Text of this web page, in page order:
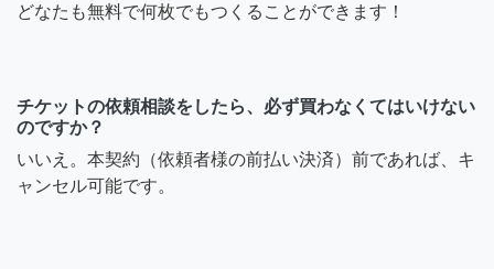
どなたも無料で何枚でもつくることができます！
チケットの依頼相談をしたら、必ず買わなくてはいけない
のですか？
いいえ。本契約（依頼者様の前払い決済）前であれば、キ
ャンセル可能です。